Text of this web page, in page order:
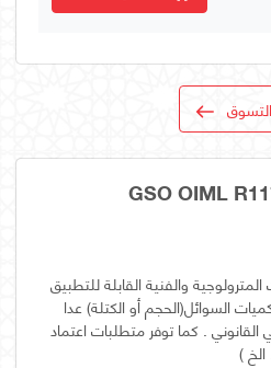
التسوق
والفنية القابلة للتطبيق
السوائل(الحجم أو الكتلة) عدا
القانوني . كما توفر متطلبات اعتماد
)